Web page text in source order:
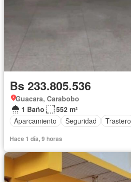
Bs 233.805.536
Guacara, Carabobo
1 Baño
552 m²
Aparcamiento
Seguridad Trastero
Hace 1 día, 9 horas